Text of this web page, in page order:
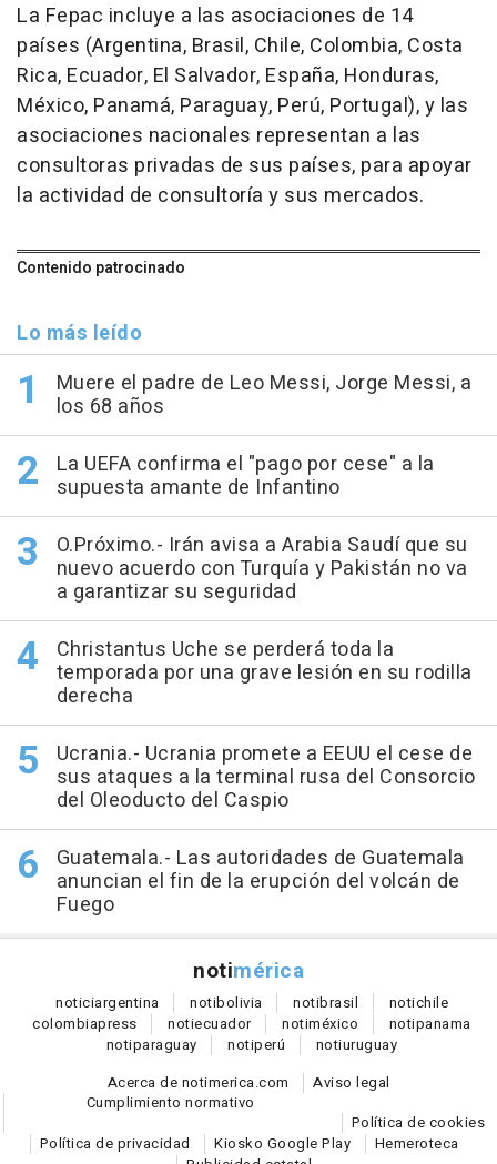
La Fepac incluye a las asociaciones de 14
países (Argentina, Brasil, Chile, Colombia, Costa
Rica, Ecuador, El Salvador, España, Honduras,
México, Panamá, Paraguay, Perú, Portugal), y las
asociaciones nacionales representan a las
consultoras privadas de sus países, para apoyar
la actividad de consultoría y sus mercados.
Contenido patrocinado
Lo más leído
Muere el padre de Leo Messi, Jorge Messi, a
los 68 años
La UEFA confirma el "pago por cese" a la
supuesta amante de Infantino
O.Próximo.- Irán avisa a Arabia Saudí que su
nuevo acuerdo con Turquía y Pakistán no va
a garantizar su seguridad
Christantus Uche se perderá toda la
temporada por una grave lesión en su rodilla
derecha
Ucrania.- Ucrania promete a EEUU el cese de
sus ataques a la terminal rusa del Consorcio
del Oleoducto del Caspio
Guatemala.- Las autoridades de Guatemala
anuncian el fin de la erupción del volcán de
Fuego
notimérica
noticiargentina notibolivia notibrasil notichile
colombiapress notiecuador notiméxico notipanama
notiparaguay notiperú notiuruguay
Acerca de notimerica.com
Aviso legal
Cumplimiento normativo
Política de cookies
Política de privacidad
Kiosko Google Play
Hemeroteca